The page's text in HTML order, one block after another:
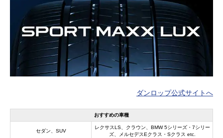
ダンロップ公式サイトへ
おすすめの車種
セダン、SUV
レクサスLS、クラウン、BMW 5シリーズ・7シリー
ズ、メルセデスEクラス・Sクラス etc.